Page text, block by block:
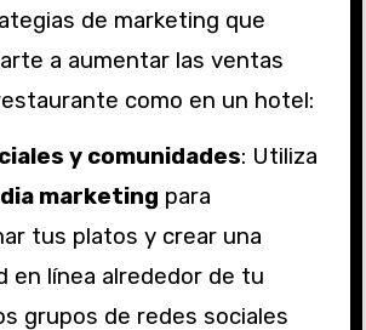
de marketing que
a aumentar las ventas
como en un hotel:
y comunidades: Utiliza
marketing para
tus platos y crear una
en línea alrededor de tu
grupos de redes sociales